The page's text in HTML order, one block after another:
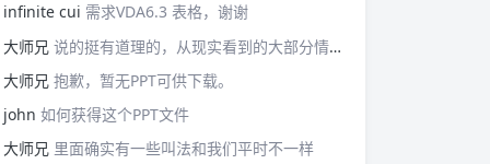
infinite cui 需求VDA6.3 表格，谢谢
大师兄 说的挺有道理的，从现实看到的大部分情况，做技术的人都比较直，对技术的一丝不苟，容易在遇到需要展现管理能力的时候，就会表现出短板来。管理需要授权，更多应该思考团队、部门间，人员发展，对未来的变化做出应对等的能力。
大师兄 抱歉，暂无PPT可供下载。
john 如何获得这个PPT文件
大师兄 里面确实有一些叫法和我们平时不一样